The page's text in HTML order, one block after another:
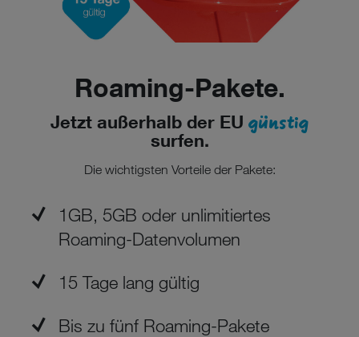
Roaming-Pakete.
Jetzt außerhalb der EU günstig
surfen.
Die wichtigsten Vorteile der Pakete:
1GB, 5GB oder unlimitiertes
Roaming-Datenvolumen
15 Tage lang gültig
Bis zu fünf Roaming-Pakete